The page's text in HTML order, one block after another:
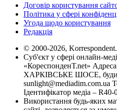
Договір користування
Політика у сфері
Угода щодо користування
Редакція
© 2000-2026,
Суб'єкт у сфері онлайн-
«КореспонденТ.net»
ХАРКІВСЬКЕ ШОСЕ,
sunlight@mediadim.com.ua
Ідентифікатор медіа – R40-
Використання будь-яких